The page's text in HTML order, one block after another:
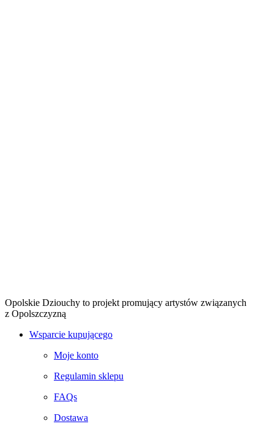
Opolskie Dziouchy to projekt promujący artystów związanych
z Opolszczyzną
Wsparcie kupującego
Moje konto
Regulamin sklepu
FAQs
Dostawa